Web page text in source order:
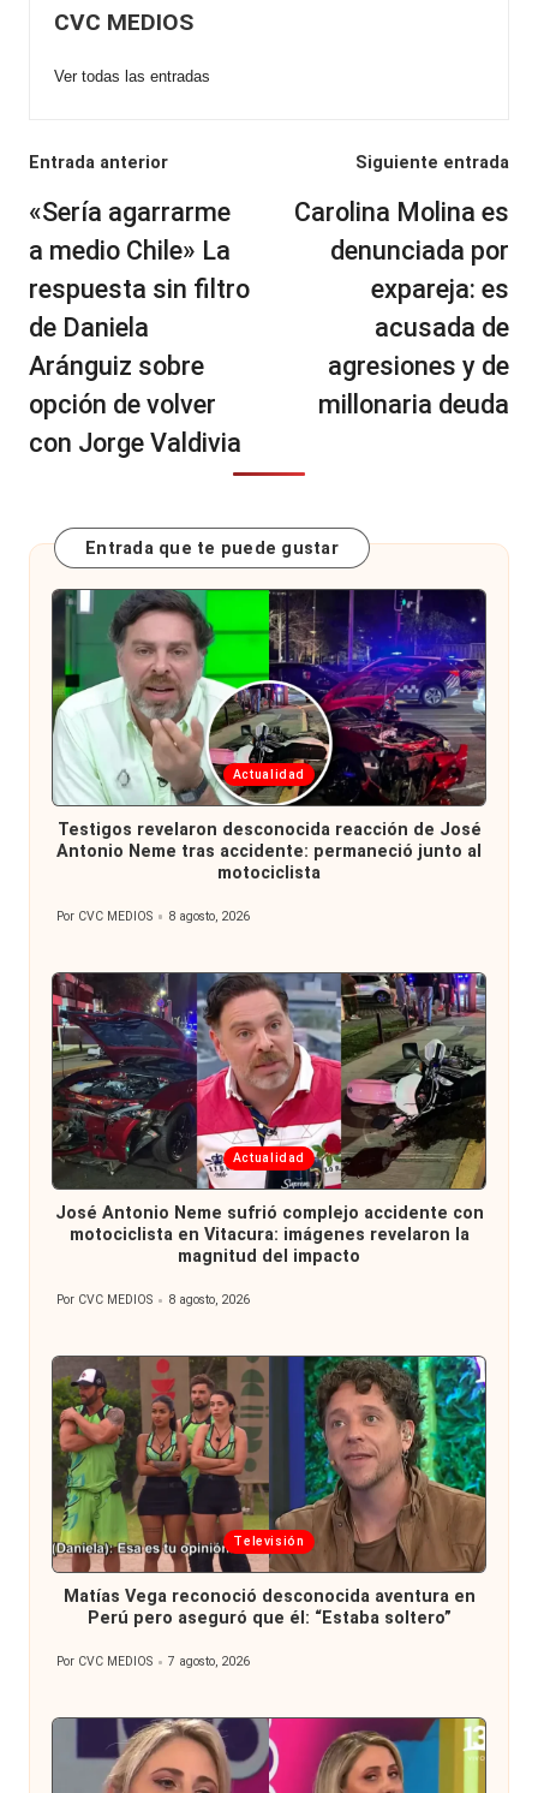
CVC MEDIOS
Ver todas las entradas
Navegación
de
entradas
Entrada anterior
«Sería agarrarme
a medio Chile» La
respuesta sin filtro
de Daniela
Aránguiz sobre
opción de volver
con Jorge Valdivia
Siguiente entrada
Carolina Molina es
denunciada por
expareja: es
acusada de
agresiones y de
millonaria deuda
Entrada que te puede gustar
Publicada
en
Actualidad
Testigos revelaron desconocida reacción de José
Antonio Neme tras accidente: permaneció junto al
motociclista
Publicado
Por CVC MEDIOS 8 agosto, 2026
Publicada
en
Actualidad
José Antonio Neme sufrió complejo accidente con
motociclista en Vitacura: imágenes revelaron la
magnitud del impacto
Publicado
Por CVC MEDIOS 8 agosto, 2026
Publicada
en
Televisión
Matías Vega reconoció desconocida aventura en
Perú pero aseguró que él: “Estaba soltero”
Publicado
Por CVC MEDIOS 7 agosto, 2026